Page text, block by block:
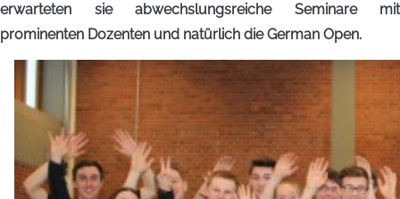
erwarteten sie abwechslungsreiche Seminare mit
prominenten Dozenten und natürlich die German Open.